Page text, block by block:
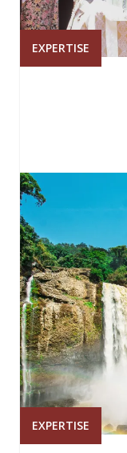
EXPERTISE
EXPERTISE